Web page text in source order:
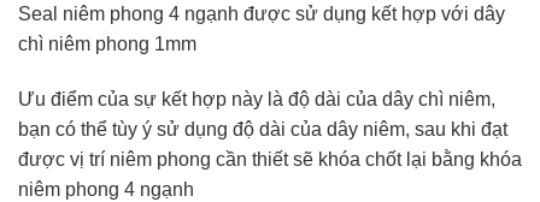
Seal niêm phong 4 ngạnh được sử dụng kết hợp với dây
chì niêm phong 1mm
Ưu điểm của sự kết hợp này là độ dài của dây chì niêm,
bạn có thể tùy ý sử dụng độ dài của dây niêm, sau khi đạt
được vị trí niêm phong cần thiết sẽ khóa chốt lại bằng khóa
niêm phong 4 ngạnh